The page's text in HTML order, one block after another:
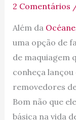
2 Comentários
Além da Océane
uma opção de
de maquiagem
conheça
removedores
Bom não que
básica na vida